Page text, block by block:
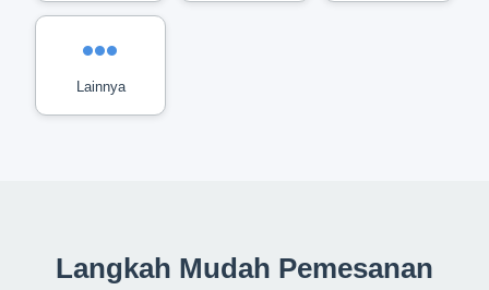
Lainnya
Langkah Mudah Pemesanan